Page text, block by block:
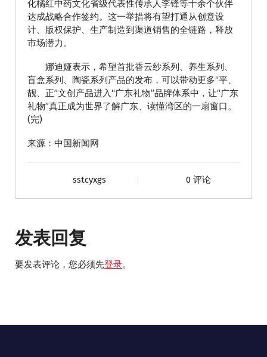
化橘红中药文化省级代表性传承人李锋等十余个伙伴
达成战略合作签约。这一举措将有望打通从创意设
计、版权保护、生产制造到渠道销售的全链路，释放
市场潜力。
娜迪娅表示，希望首批香云纱系列、养生系列、
盲盒系列、陶瓷系列产品的发布，可以带动更多“平、
靓、正”文创产品进入“广东礼物”品牌体系中，让“广东
礼物”真正成为世界了解广东、读懂湾区的一扇窗口。
(完)
来源：中国新闻网
sstcyxgs 0 评论
发表回复
要发表评论，您必须先登录。